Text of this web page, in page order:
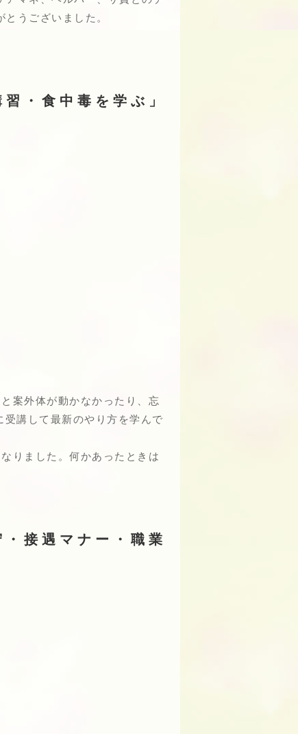
うございました。
・食中毒を学ぶ」
案外体が動かなかったり、忘
講して最新のやり方を学んで
りました。何かあったときは
接遇マナー・職業